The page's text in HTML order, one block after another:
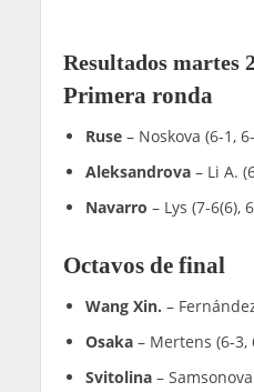
Resultados martes
Primera ronda
Ruse– Noskova (6-1,
Aleksandrova– Li A.
Navarro – Lys (7-6(6),
Octavos de final
Wang Xin. –
Osaka– Mertens (6-3,
Svitolina–